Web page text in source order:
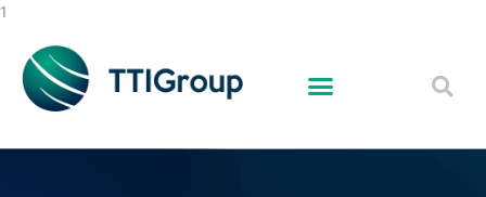
1
contenido